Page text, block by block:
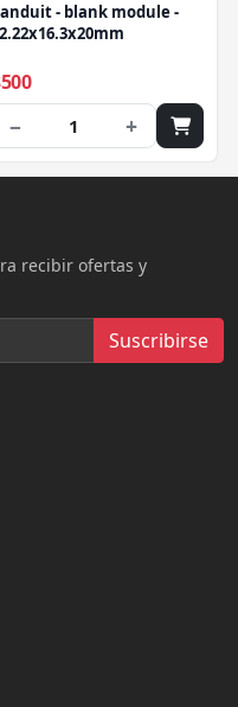
- blank module -
− 1 +
recibir ofertas y
Suscribirse